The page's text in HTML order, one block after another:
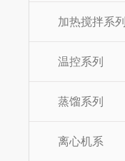
加热搅拌系列
温控系列
蒸馏系列
离心机系